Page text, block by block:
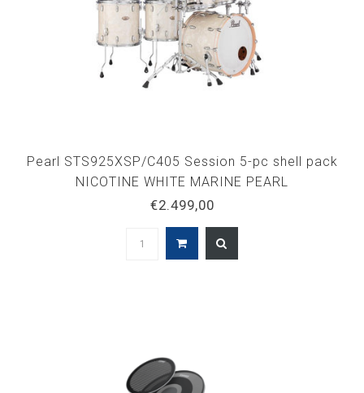
Pearl STS925XSP/C405 Session 5-pc shell pack
NICOTINE WHITE MARINE PEARL
€2.499,00